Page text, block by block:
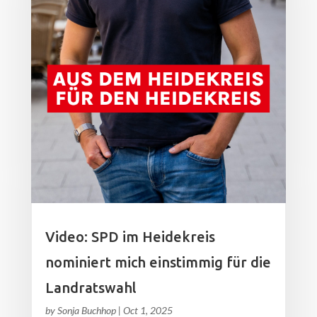
Video: SPD im Heidekreis
nominiert mich einstimmig für die
Landratswahl
bySonja Buchhop| Oct 1, 2025